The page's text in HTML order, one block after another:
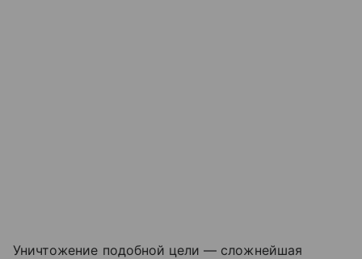
Уничтожение подобной цели — сложнейшая